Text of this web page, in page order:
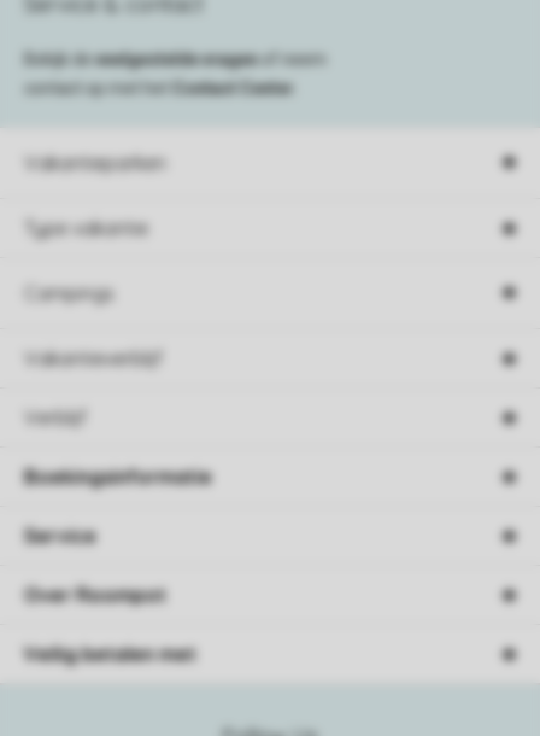
Vakantieparken
Type vakantie
Campings
Vakantieverblijf
Verblijf
Bekijk de veelgestelde vragen
of neem
contact op met het
Contact Center
Boekingsinformatie
Service
Over Roompot
Veilig betalen met